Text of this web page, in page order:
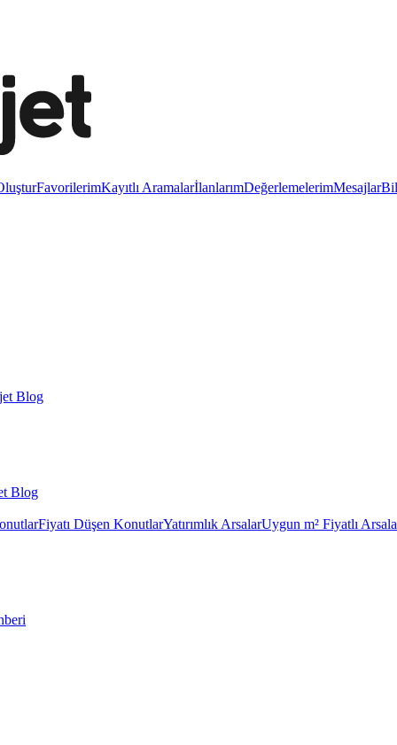
FavorilerimKayıtlı AramalarİlanlarımDeğerlemelerimMesajlar
Blog
Blog
Fiyatı Düşen KonutlarYatırımlık ArsalarUygun m² Fiyatlı